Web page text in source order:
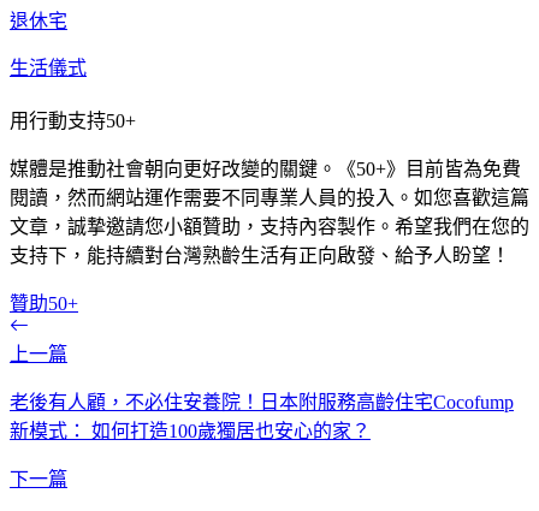
退休宅
生活儀式
用行動支持50+
媒體是推動社會朝向更好改變的關鍵。《50+》目前皆為免費
閱讀，然而網站運作需要不同專業人員的投入。如您喜歡這篇
文章，誠摯邀請您小額贊助，支持內容製作。希望我們在您的
支持下，能持續對台灣熟齡生活有正向啟發、給予人盼望！
贊助50+
上一篇
老後有人顧，不必住安養院！日本附服務高齡住宅Cocofump
新模式： 如何打造100歲獨居也安心的家？
下一篇